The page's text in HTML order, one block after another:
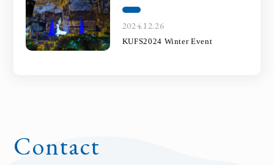
2024.12.26
KUFS2024 Winter Event
Contact